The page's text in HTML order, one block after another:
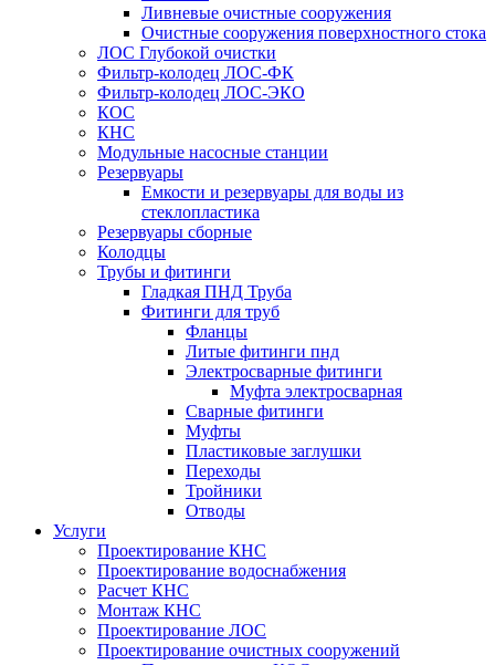
Ливневые очистные сооружения
Очистные сооружения поверхностного стока
ЛОС Глубокой очистки
Фильтр-колодец ЛОС-ФК
Фильтр-колодец ЛОС-ЭКО
КОС
КНС
Модульные насосные станции
Резервуары
Емкости и резервуары для воды из
стеклопластика
Резервуары сборные
Колодцы
Трубы и фитинги
Гладкая ПНД Труба
Фитинги для труб
Фланцы
Литые фитинги пнд
Электросварные фитинги
Муфта электросварная
Сварные фитинги
Муфты
Пластиковые заглушки
Переходы
Тройники
Отводы
Услуги
Проектирование КНС
Проектирование водоснабжения
Расчет КНС
Монтаж КНС
Проектирование ЛОС
Проектирование очистных сооружений